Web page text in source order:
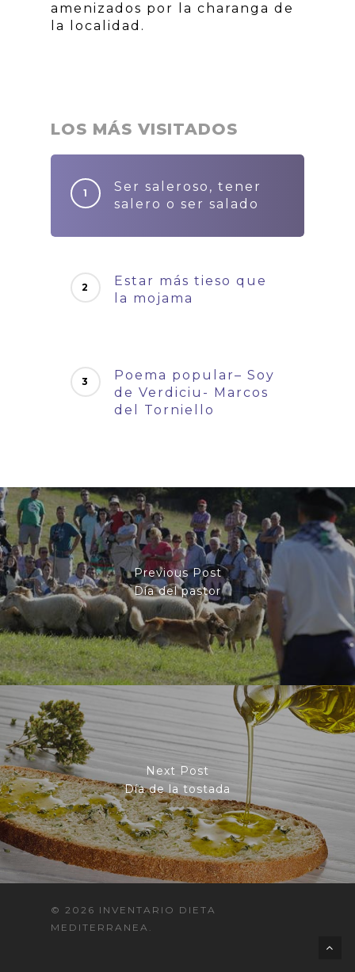
amenizados por la charanga de
la localidad.
LOS MÁS VISITADOS
Ser saleroso, tener
salero o ser salado
Estar más tieso que
la mojama
Poema popular– Soy
de Verdiciu- Marcos
del Torniello
Previous Post
Día del pastor
Next Post
Día de la tostada
© 2026 INVENTARIO DIETA
MEDITERRANEA.